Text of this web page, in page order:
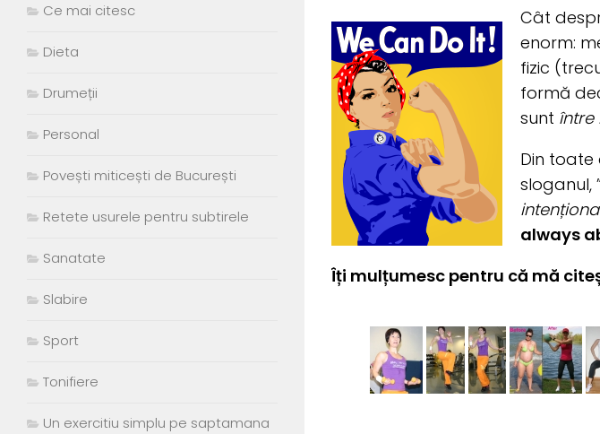
Cât
enorm:
fizic
formă
sunt între
Din toate
sloganul,
always
Îți mulțumesc pentru că mă
Ce mai citesc
Dieta
Drumeții
Personal
Povești miticești de București
Retete usurele pentru subtirele
Sanatate
Slabire
Sport
Tonifiere
Un exercitiu simplu pe saptamana